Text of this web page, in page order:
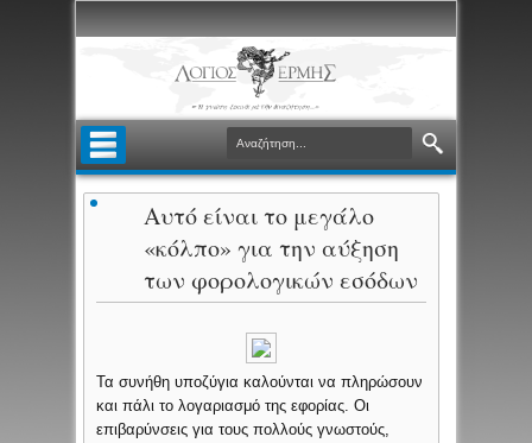
Αυτό είναι το μεγάλο
«κόλπο» για την αύξηση
των φορολογικών εσόδων
Τα συνήθη υποζύγια καλούνται να πληρώσουν
και πάλι το λογαριασμό της εφορίας. Οι
επιβαρύνσεις για τους πολλούς γνωστούς,